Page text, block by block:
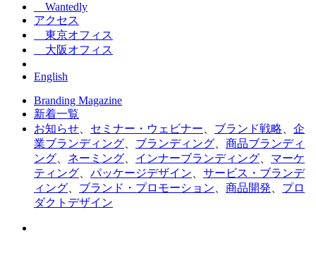
Wantedly
アクセス
東京オフィス
大阪オフィス
English
Branding Magazine
新着一覧
お知らせ、 セミナー・ウェビナー、 ブランド戦略、 企
業ブランディング、 ブランディング、 商品ブランディ
ング、 ネーミング、 インナーブランディング、 マーケ
ティング、 パッケージデザイン、 サービス・ブランデ
ィング、 ブランド・プロモーション、 商品開発、 プロ
ダクトデザイン